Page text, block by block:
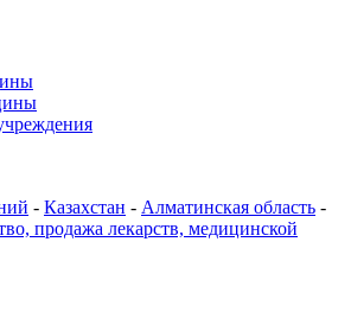
- Казахстан - Алматинская область -
продажа лекарств, медицинской